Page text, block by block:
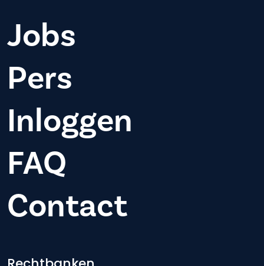
Jobs
Pers
Inloggen
FAQ
Contact